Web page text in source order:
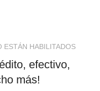
ESTÁN HABILITADOS
efectivo,
más!